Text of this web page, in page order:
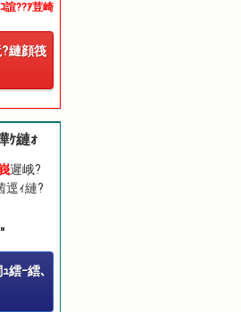
諠??ｱ荳崎
縺顔筏
ｹ縺ｫ
遲峨?
逕ｨ縺?
繧ｰ繧､